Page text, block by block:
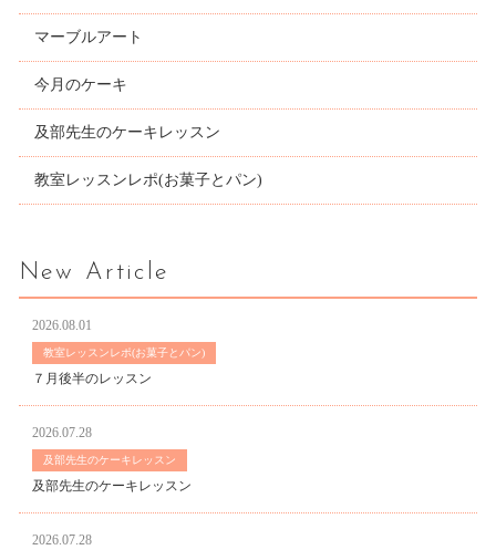
マーブルアート
今月のケーキ
及部先生のケーキレッスン
教室レッスンレポ(お菓子とパン)
New Article
2026.08.01
教室レッスンレポ(お菓子とパン)
７月後半のレッスン
2026.07.28
及部先生のケーキレッスン
及部先生のケーキレッスン
2026.07.28